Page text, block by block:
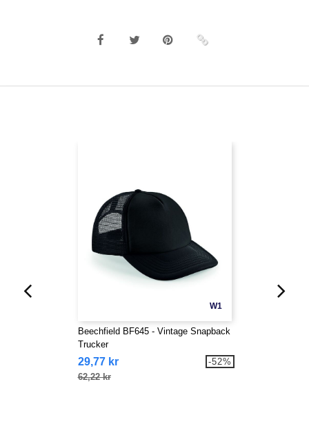
W1
Beechfield BF645 - Vintage Snapback
Trucker
29,77 kr
62,22 kr
-52%